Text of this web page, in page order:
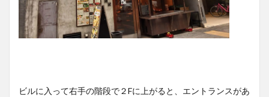
ビルに入って右手の階段で２Fに上がると、エントランスがあ